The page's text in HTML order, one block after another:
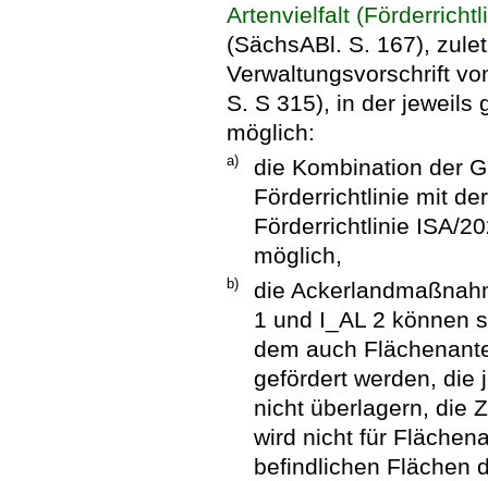
Artenvielfalt
(SächsABl. S. 167),
Verwaltungsvorschrift
S. S 315), in der jeweils
möglich:
a)
die Kombination der
Förderrichtlinie mit
Förderrichtlinie ISA/
möglich,
b)
die
1 und I_AL 2 können
dem auch
gefördert werden, die
nicht überlagern, die
wird nicht für
befindlichen Flächen